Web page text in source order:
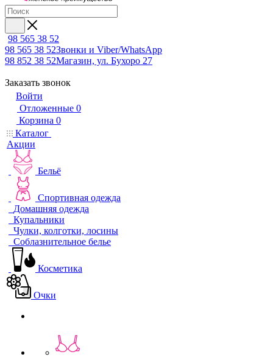
98 565 38 52
98 565 38 52Звонки и Viber/WhatsApp
98 852 38 52Магазин, ул. Бухоро 27
Заказать звонок
Войти
Отложенные 0
Корзина 0
Каталог
Акции
Бельё
Спортивная одежда
Домашняя одежда
Купальники
Чулки, колготки, лосины
Соблазнительное белье
Косметика
Очки